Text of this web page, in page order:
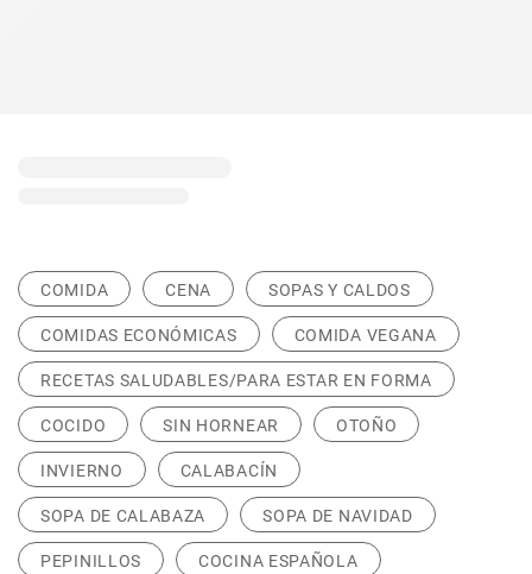
COMIDA CENA SOPAS Y CALDOS
COMIDAS ECONÓMICAS COMIDA VEGANA
RECETAS SALUDABLES/PARA ESTAR EN FORMA
COCIDO SIN HORNEAR OTOÑO
INVIERNO CALABACÍN
SOPA DE CALABAZA SOPA DE NAVIDAD
PEPINILLOS COCINA ESPAÑOLA